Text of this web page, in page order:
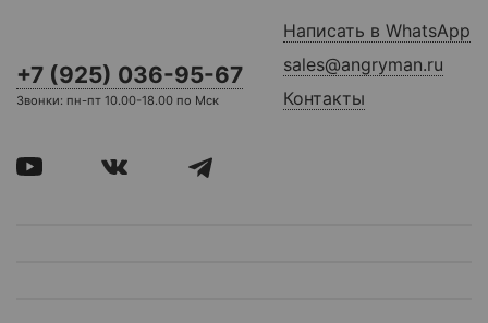
+7 (925) 036-95-67
Звонки: пн-пт 10.00-18.00 по Мск
Написать в WhatsApp
sales@angryman.ru
Контакты